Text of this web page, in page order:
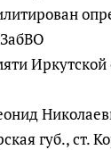
Иркутской
губ., ст.